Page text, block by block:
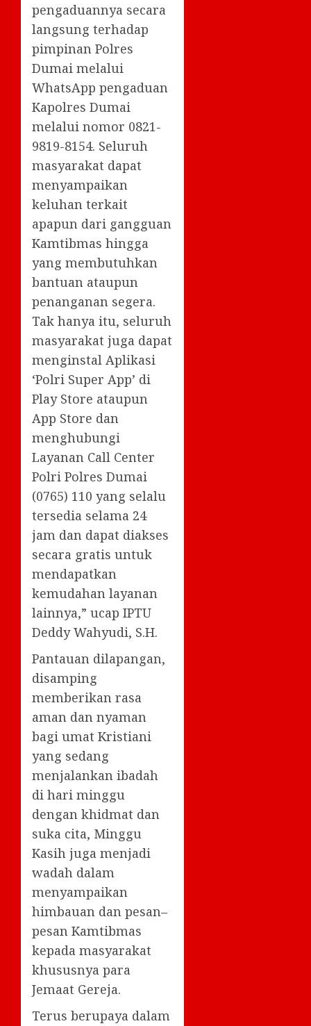
pengaduannya secara
langsung terhadap
pimpinan Polres
Dumai melalui
WhatsApp pengaduan
Kapolres Dumai
melalui nomor 0821-
9819-8154. Seluruh
masyarakat dapat
menyampaikan
keluhan terkait
apapun dari gangguan
Kamtibmas hingga
yang membutuhkan
bantuan ataupun
penanganan segera.
Tak hanya itu, seluruh
masyarakat juga dapat
menginstal Aplikasi
‘Polri Super App’ di
Play Store ataupun
App Store dan
menghubungi
Layanan Call Center
Polri Polres Dumai
(0765) 110 yang selalu
tersedia selama 24
jam dan dapat diakses
secara gratis untuk
mendapatkan
kemudahan layanan
lainnya,” ucap IPTU
Deddy Wahyudi, S.H.
Pantauan dilapangan,
disamping
memberikan rasa
aman dan nyaman
bagi umat Kristiani
yang sedang
menjalankan ibadah
di hari minggu
dengan khidmat dan
suka cita, Minggu
Kasih juga menjadi
wadah dalam
menyampaikan
himbauan dan pesan–
pesan Kamtibmas
kepada masyarakat
khususnya para
Jemaat Gereja.
Terus berupaya dalam